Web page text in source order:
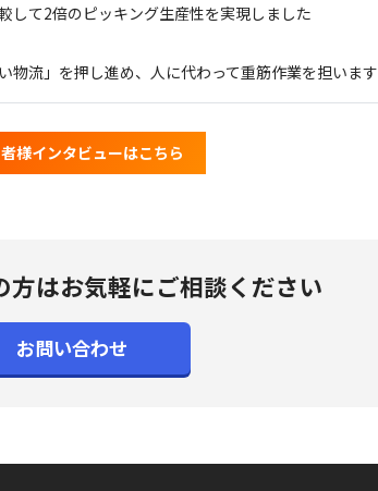
して2倍のピッキング生産性を実現しました
物流」を押し進め、人に代わって重筋作業を担います
様インタビューはこちら
方はお気軽にご相談ください
お問い合わせ